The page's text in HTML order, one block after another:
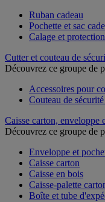
Ruban cadeau
Pochette et sac
Calage et
Cutter et couteau de
Découvrez ce groupe de
Accessoires pour
Couteau de
Caisse carton, enveloppe
Découvrez ce groupe de
Enveloppe et
Caisse carton
Caisse en bois
Caisse-palette
Boîte et tube